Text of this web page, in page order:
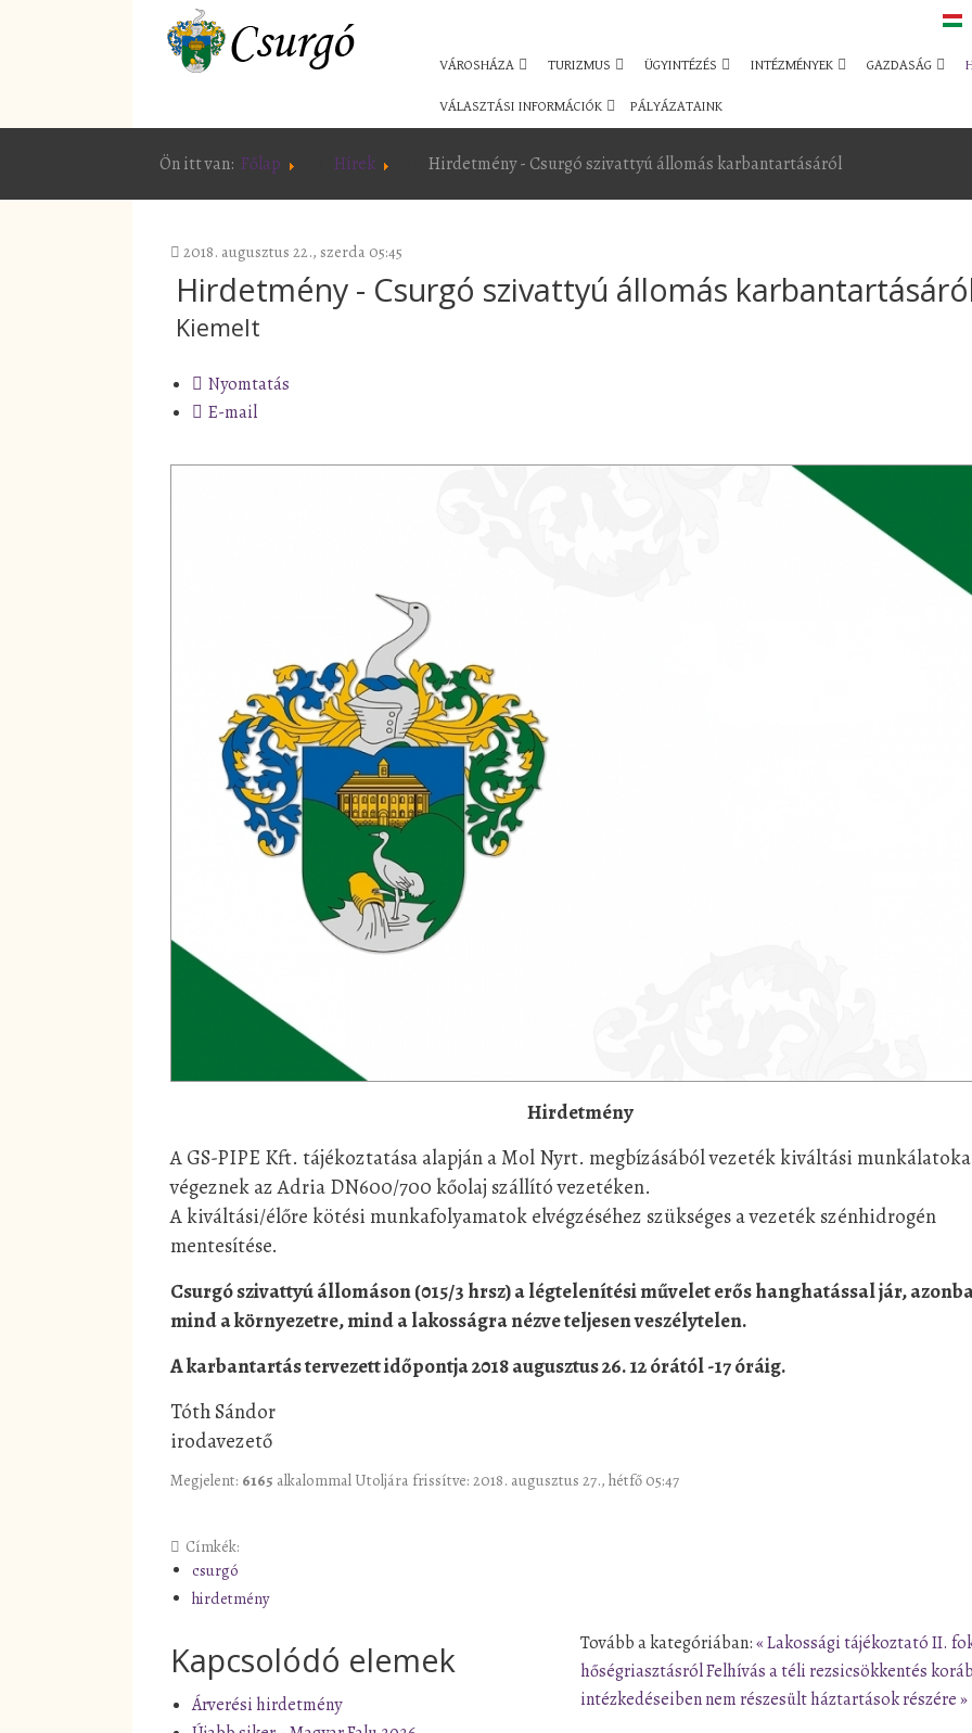
VÁROSHÁZA TURIZMUS ÜGYINTÉZÉS INTÉZMÉNYEK GAZDASÁG
VÁLASZTÁSI INFORMÁCIÓK PÁLYÁZATAINK
Ön itt van: Főlap Hírek Hirdetmény - Csurgó szivattyú állomás karbantartásáról
2018. augusztus 22., szerda 05:45
Hirdetmény - Csurgó szivattyú állomás
Kiemelt
Nyomtatás
E-mail
Hirdetmény
A GS-PIPE Kft. tájékoztatása alapján a Mol Nyrt. megbízásából vezeték kiváltási
végeznek az Adria DN600/700 kőolaj szállító vezetéken.
A kiváltási/élőre kötési munkafolyamatok elvégzéséhez szükséges a vezeték szénhidrogén
mentesítése.
Csurgó szivattyú állomáson (015/3 hrsz) a légtelenítési művelet erős hanghatással jár,
mind a környezetre, mind a lakosságra nézve teljesen veszélytelen.
A karbantartás tervezett időpontja 2018 augusztus 26. 12 órától -17 óráig.
Tóth Sándor
irodavezető
Megjelent: 6165 alkalommal Utoljára frissítve: 2018. augusztus 27., hétfő 05:47
Címkék:
csurgó
hirdetmény
Kapcsolódó elemek
Árverési hirdetmény
Tovább a kategóriában:« Lakossági tájékoztató II.
hőségriasztásrólFelhívás a téli rezsicsökkentés
intézkedéseiben nem részesült háztartások részére »